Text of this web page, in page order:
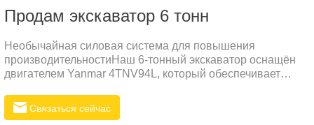
Продам экскаватор 6 тонн
Необычайная силовая система для повышения
производительностиНаш 6-тонный экскаватор оснащён
двигателем Yanmar 4TNV94L, который обеспечивает
Связаться сейчас